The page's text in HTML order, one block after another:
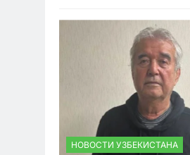
НОВОСТИ УЗБЕКИСТАНА